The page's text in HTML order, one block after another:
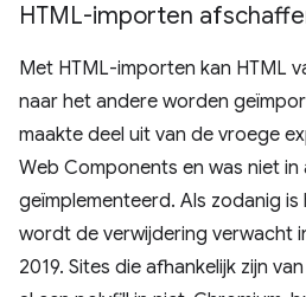
HTML-importen
Met HTML-importen kan HTML
naar het andere worden
maakte deel uit van de vroege
Web Components en was niet
geïmplementeerd. Als zodanig
wordt de verwijdering verwacht
2019. Sites die afhankelijk zijn